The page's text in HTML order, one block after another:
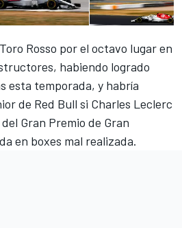
Rosso por el octavo lugar en
habiendo logrado
esta temporada, y habría
de Red Bull si Charles Leclerc
Gran Premio de Gran
en boxes mal realizada.